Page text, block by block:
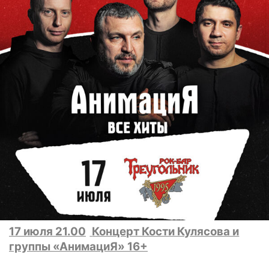
17 июля 21.00 Концерт Кости Кулясова и
группы «АнимациЯ» 16+